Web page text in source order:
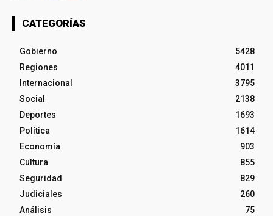
CATEGORÍAS
Gobierno
5428
Regiones
4011
Internacional
3795
Social
2138
Deportes
1693
Política
1614
Economía
903
Cultura
855
Seguridad
829
Judiciales
260
Análisis
75